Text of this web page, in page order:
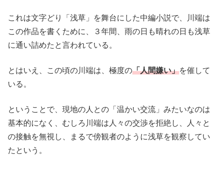
これは文字どり「浅草」を舞台にした中編小説で、川端は
この作品を書くために、３年間、雨の日も晴れの日も浅草
に通い詰めたと言われている。
とはいえ、この頃の川端は、極度の「人間嫌い」を催して
いる。
ということで、現地の人との「温かい交流」みたいなのは
基本的になく、むしろ川端は人々の交渉を拒絶し、人々と
の接触を無視し、まるで傍観者のように浅草を観察してい
たという。